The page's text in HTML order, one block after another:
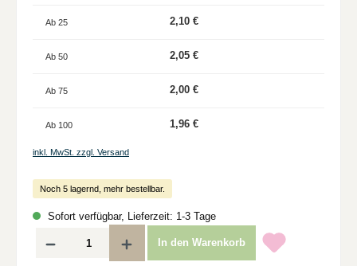
Ab 25 2,10 €
Ab 50 2,05 €
Ab 75 2,00 €
Ab 100 1,96 €
inkl. MwSt. zzgl. Versand
Noch 5 lagernd, mehr bestellbar.
Sofort verfügbar, Lieferzeit: 1-3 Tage
Produkt Anzahl: Gib den gewünschten Wert ein oder benutze die Schaltflächen
In den Warenkorb